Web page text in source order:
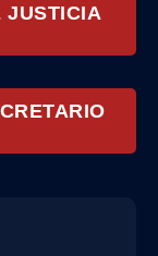
JUSTICIA